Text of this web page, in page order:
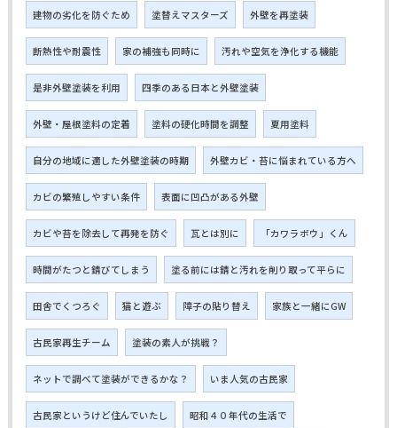
建物の劣化を防ぐため 塗替えマスターズ 外壁を再塗装
断熱性や耐震性 家の補強も同時に 汚れや空気を浄化する機能
是非外壁塗装を利用 四季のある日本と外壁塗装
外壁・屋根塗料の定着 塗料の硬化時間を調整 夏用塗料
自分の地域に適した外壁塗装の時期 外壁カビ・苔に悩まれている方へ
カビの繁殖しやすい条件 表面に凹凸がある外壁
カビや苔を除去して再発を防ぐ 瓦とは別に 「カワラボウ」くん
時間がたつと錆びてしまう 塗る前には錆と汚れを削り取って平らに
田舎でくつろぐ 猫と遊ぶ 障子の貼り替え 家族と一緒にGW
古民家再生チーム 塗装の素人が挑戦？
ネットで調べて塗装ができるかな？ いま人気の古民家
古民家というけど住んでいたし 昭和４０年代の生活で